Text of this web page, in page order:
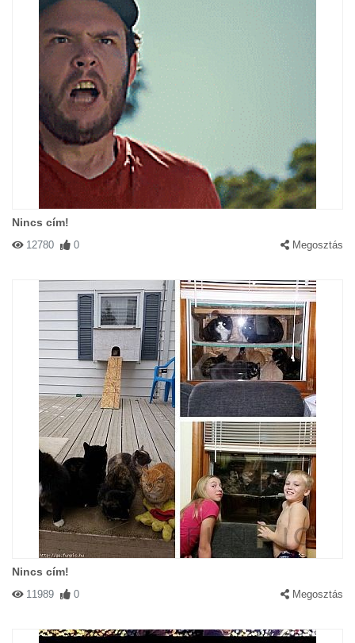
Nincs cím!
12780 0 Megosztás
Nincs cím!
11989 0 Megosztás